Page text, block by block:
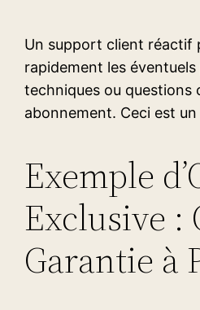
Un support client réactif
rapidement les
techniques ou
abonnement. Ceci est
Exemple
Exclusive :
Garantie à